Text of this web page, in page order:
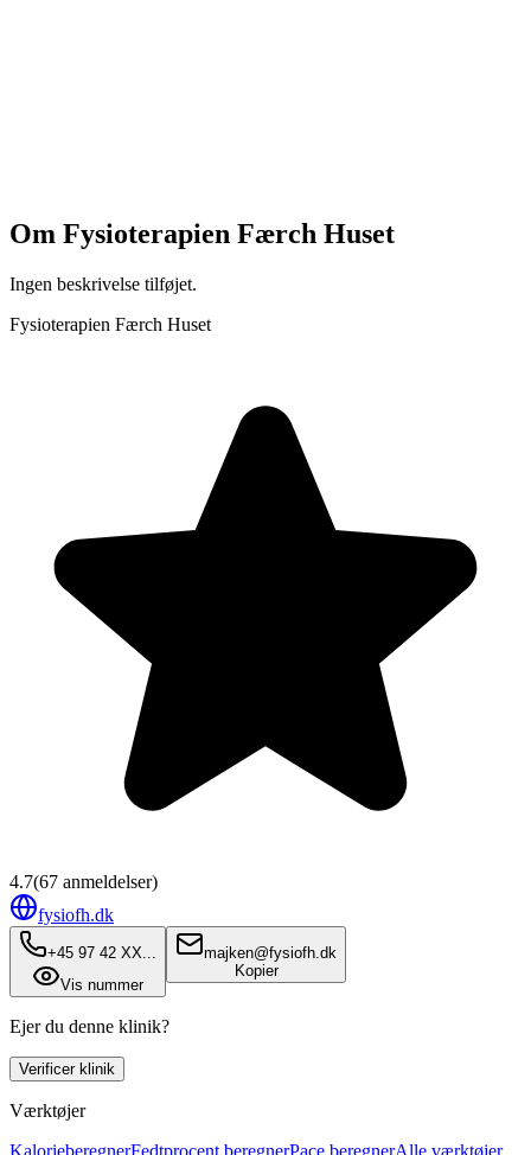
Om Fysioterapien Færch Huset
Ingen beskrivelse tilføjet.
Fysioterapien Færch Huset
4.7(67 anmeldelser)
fysiofh.dk
+45 97 42 XX...
Vis nummer
majken@fysiofh.dk
Kopier
Ejer du denne klinik?
Verificer klinik
Værktøjer
KalorieberegnerFedtprocent beregnerPace beregnerAlle værktøjer